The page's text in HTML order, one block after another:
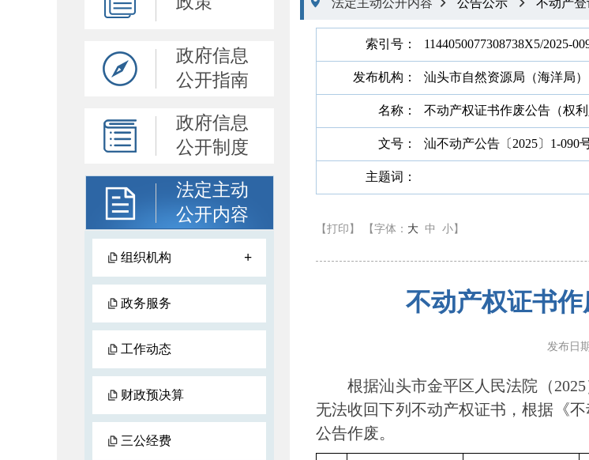
政府信息
公开指南
政府信息
公开制度
法定主动
公开内容
组织机构 +
政务服务
工作动态
财政预决算
三公经费
法定主动公开内容  公告公示  不动产
索引号： 1144050077308738X5/2025-
发布机构： 汕头市自然资源局（海洋局）
名称： 不动产权证书作废公告（权利
文号： 汕不动产公告〔2025〕1-090
主题词：
【打印】 【字体： 大 中 小 】
不动产权证书作
发布日
根据汕头市金平区人民法院（2025
无法收回下列不动产权证书，根据《
公告作废。